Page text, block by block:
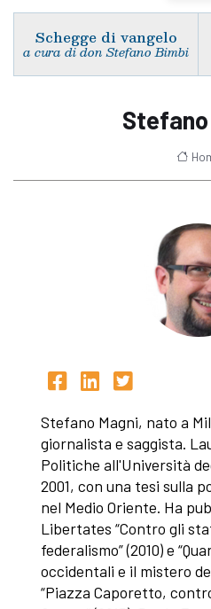
Schegge di vangelo
a cura di don Stefano Bimbi
Stefano Magni, nato a
giornalista e saggista.
Politiche all'Università
2001, con una tesi sulla
nel Medio Oriente. Ha
Libertates “Contro gli
federalismo” (2010) e
occidentali e il mistero
“Piazza Caporetto,